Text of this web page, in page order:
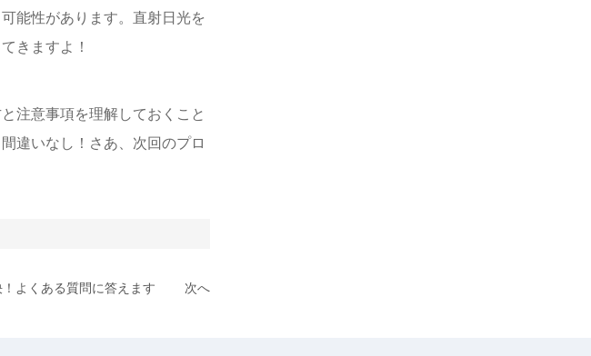
能性があります。直射日光を
きますよ！
注意事項を理解しておくこと
違いなし！さあ、次回のプロ
よくある質問に答えます 次へ